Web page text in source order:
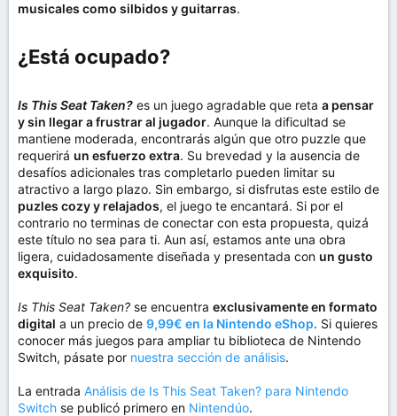
musicales como silbidos y guitarras.
¿Está ocupado?​
Is This Seat Taken? es un juego agradable que reta a pensar
y sin llegar a frustrar al jugador. Aunque la dificultad se
mantiene moderada, encontrarás algún que otro puzzle que
requerirá un esfuerzo extra. Su brevedad y la ausencia de
desafíos adicionales tras completarlo pueden limitar su
atractivo a largo plazo. Sin embargo, si disfrutas este estilo de
puzles cozy y relajados, el juego te encantará. Si por el
contrario no terminas de conectar con esta propuesta, quizá
este título no sea para ti. Aun así, estamos ante una obra
ligera, cuidadosamente diseñada y presentada con un gusto
exquisito.
Is This Seat Taken? se encuentra exclusivamente en formato
digital a un precio de 9,99€ en la Nintendo eShop. Si quieres
conocer más juegos para ampliar tu biblioteca de Nintendo
Switch, pásate por nuestra sección de análisis.
La entrada Análisis de Is This Seat Taken? para Nintendo
Switch se publicó primero en Nintendúo.